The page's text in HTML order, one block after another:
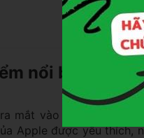
nổi bật của
mắt vào tháng 9 năm
Apple được yêu thích,